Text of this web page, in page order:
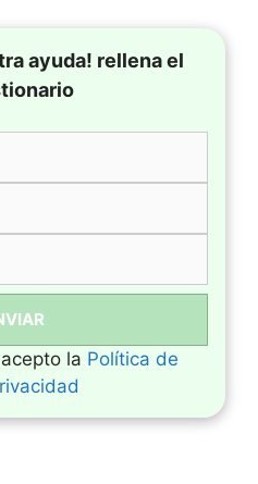
ayuda! rellena el
la Política de